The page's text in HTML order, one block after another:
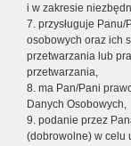
i w zakresie
7. przysługuje
osobowych oraz ich
przetwarzania lub
przetwarzania,
8. ma Pan/Pani
Danych Osobowych,
9. podanie przez
(dobrowolne) w celu